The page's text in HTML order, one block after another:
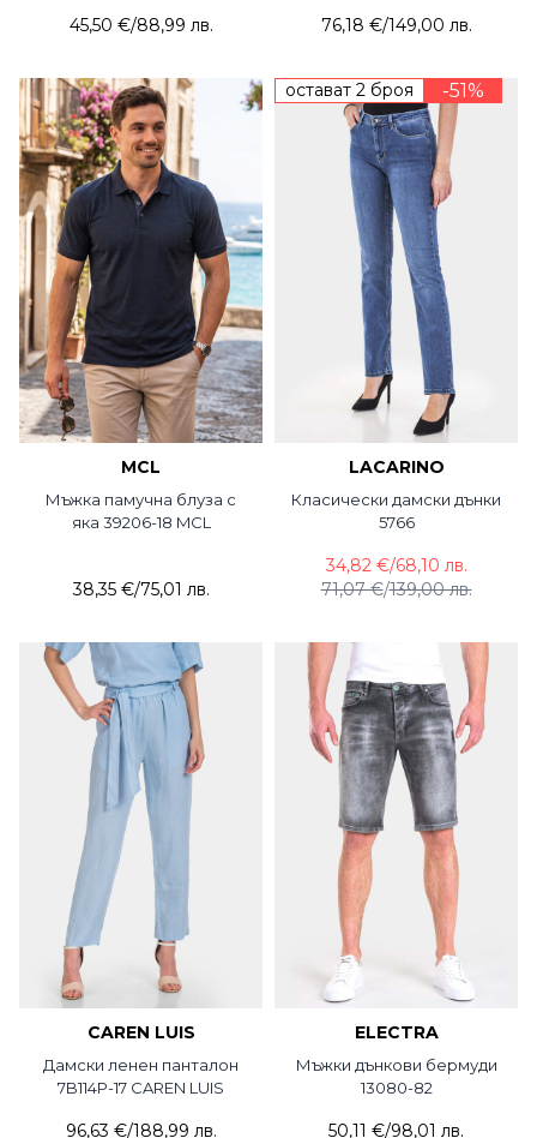
45,50 €/88,99 лв. 76,18 €/149,00 лв.
MCL
Мъжка памучна блуза с
яка 39206-18 MCL
38,35 €/75,01 лв.
остават 2 броя -51%
LACARINO
Класически дамски дънки
5766
71,07 €/139,00 лв.
34,82 €/68,10 лв.
CAREN LUIS
Дамски ленен панталон
7B114P-17 CAREN LUIS
96,63 €/188,99 лв.
ELECTRA
Мъжки дънкови бермуди
13080-82
50,11 €/98,01 лв.